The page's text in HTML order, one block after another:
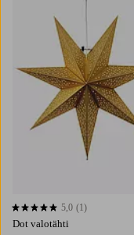
Dot valotähti
5,0 perustuen 1 arvosanaan
5,0 (1)